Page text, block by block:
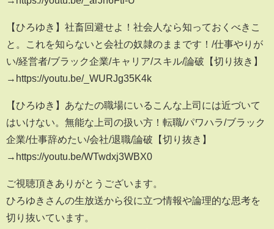
【ひろゆき】社畜回避せよ！社会人なら知っておくべきこ
と。これを知らないと会社の奴隷のままです！/仕事やりが
い/経営者/ブラック企業/キャリア/スキル/論破【切り抜き】
→https://youtu.be/_WURJg35K4k
【ひろゆき】あなたの職場にいるこんな上司には近づいて
はいけない。無能な上司の扱い方！転職/パワハラ/ブラック
企業/仕事辞めたい/会社/退職/論破【切り抜き】
→https://youtu.be/WTwdxj3WBX0
ご視聴頂きありがとうございます。
ひろゆきさんの生放送から役に立つ情報や論理的な思考を
切り抜いています。